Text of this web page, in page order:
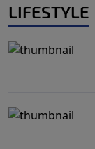
LIFESTYLE